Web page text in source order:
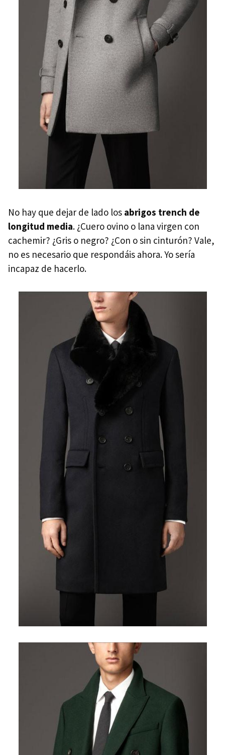
No hay que dejar de lado los abrigos trench de
longitud media. ¿Cuero ovino o lana virgen con
cachemir? ¿Gris o negro? ¿Con o sin cinturón? Vale,
no es necesario que respondáis ahora. Yo sería
incapaz de hacerlo.